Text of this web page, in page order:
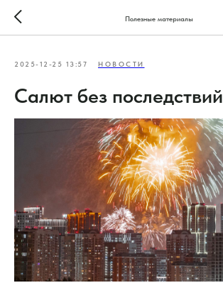
Полезные материалы
2025-12-25 13:57 НОВОСТИ
Салют без последствий